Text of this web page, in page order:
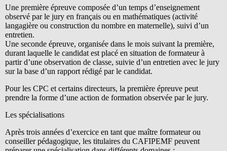
Une première épreuve composée d’un temps d’enseignement
observé par le jury en français ou en mathématiques (activité
langagière ou construction du nombre en maternelle), suivi d’un
entretien.
Une seconde épreuve, organisée dans le mois suivant la première,
durant laquelle le candidat est placé en situation de formateur à
partir d’une observation de classe, suivie d’un entretien avec le jury
sur la base d’un rapport rédigé par le candidat.
Pour les CPC et certains directeurs, la première épreuve peut
prendre la forme d’une action de formation observée par le jury.
Les spécialisations
Après trois années d’exercice en tant que maître formateur ou
conseiller pédagogique, les titulaires du CAFIPEMF peuvent